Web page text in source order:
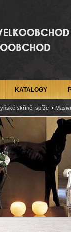
KATALOGY
skříně, spíže